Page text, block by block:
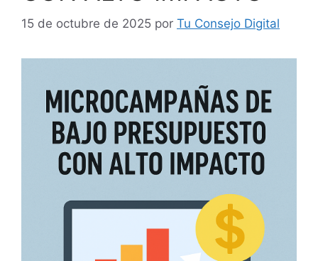
15 de octubre de 2025 por Tu Consejo Digital